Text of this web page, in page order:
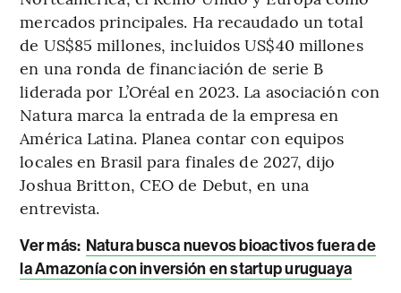
mercados principales. Ha recaudado un total
de US$85 millones, incluidos US$40 millones
en una ronda de financiación de serie B
liderada por L’Oréal en 2023. La asociación con
Natura marca la entrada de la empresa en
América Latina. Planea contar con equipos
locales en Brasil para finales de 2027, dijo
Joshua Britton, CEO de Debut, en una
entrevista.
Ver más: Natura busca nuevos bioactivos fuera de
la Amazonía con inversión en startup uruguaya